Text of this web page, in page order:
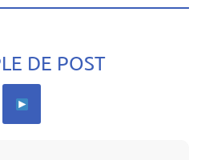
DE POST